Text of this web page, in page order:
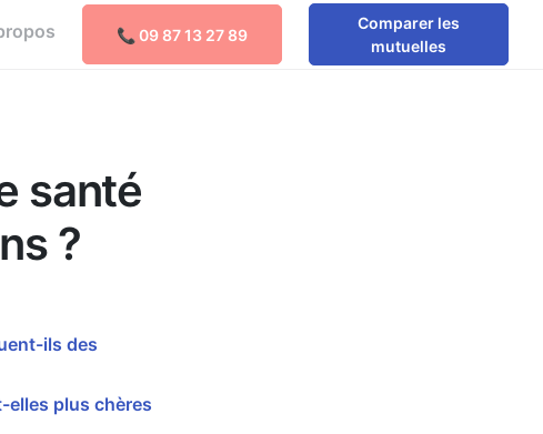
📞 09 87 13 27 89
Comparer les
mutuelles
Comparer les mutuelles
santé
?
ils des
elles plus chères